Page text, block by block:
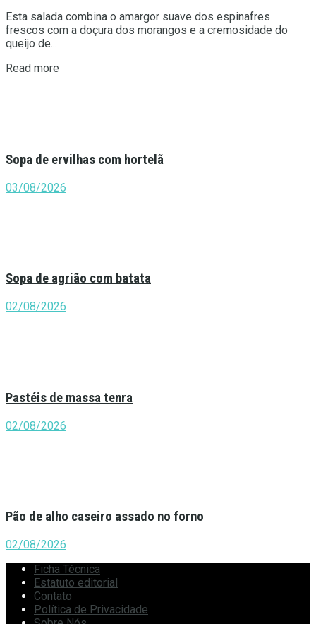
Esta salada combina o amargor suave dos espinafres
frescos com a doçura dos morangos e a cremosidade do
queijo de...
Read more
Sopa de ervilhas com hortelã
03/08/2026
Sopa de agrião com batata
02/08/2026
Pastéis de massa tenra
02/08/2026
Pão de alho caseiro assado no forno
02/08/2026
Ficha Técnica
Estatuto editorial
Contato
Política de Privacidade